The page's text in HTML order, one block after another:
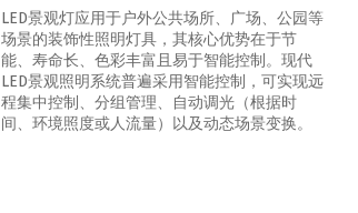
LED景观灯应用于户外公共场所、广场、公园等
场景的装饰性照明灯具，其核心优势在于节
能、寿命长、色彩丰富且易于智能控制‌。‌现代
LED景观照明系统普遍采用智能控制，可实现‌远
程集中控制、分组管理、自动调光（根据时
间、环境照度或人流量）以及动态场景变换‌。